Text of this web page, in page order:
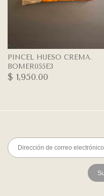
PINCEL HUESO CREMA.
BOMER055E3
$ 1,950.00